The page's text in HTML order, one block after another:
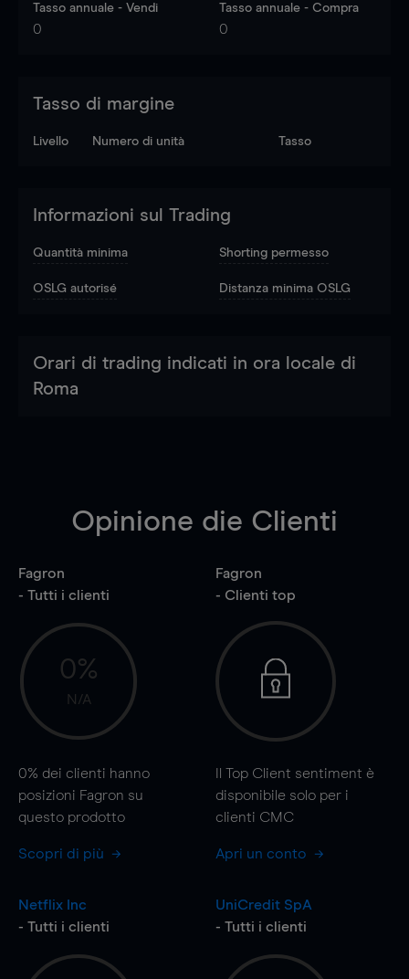
Tasso annuale - Vendi
0
Tasso annuale - Compra
0
Tasso di margine
Livello Numero di unità Tasso
Informazioni sul Trading
Quantità minima Shorting permesso
OSLG autorisé Distanza minima OSLG
Orari di trading indicati in ora locale di
Roma
Opinione die Clienti
Fagron
- Tutti i clienti
0%
N/A
0% dei clienti hanno
posizioni Fagron su
questo prodotto
Scopri di più
Fagron
- Clienti top
Il Top Client sentiment è
disponibile solo per i
clienti CMC
Apri un conto
Netflix Inc
- Tutti i clienti
UniCredit SpA
- Tutti i clienti